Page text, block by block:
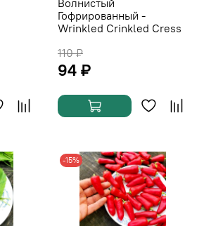
Гофрированный -
Wrinkled Crinkled Cress
110 ₽
94 ₽
-15%